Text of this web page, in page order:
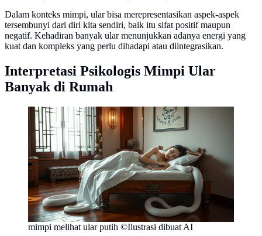
Dalam konteks mimpi, ular bisa merepresentasikan aspek-aspek
tersembunyi dari diri kita sendiri, baik itu sifat positif maupun
negatif. Kehadiran banyak ular menunjukkan adanya energi yang
kuat dan kompleks yang perlu dihadapi atau diintegrasikan.
Interpretasi Psikologis Mimpi Ular
Banyak di Rumah
mimpi melihat ular putih ©Ilustrasi dibuat AI